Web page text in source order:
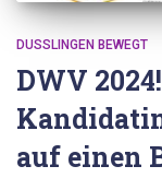
DUSSLINGEN BEWEGT
DWV
auf einen